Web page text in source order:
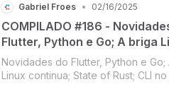
Gabriel Froes • 02/16/2025
COMPILADO #186 -
Flutter, Python e Go; A briga
continua; State of Rust; CLI
Swift no VS Code
Novidades do Flutter, Python e Go;
Linux continua; State of Rust; CLI no